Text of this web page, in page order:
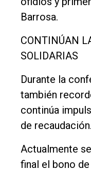
Barrosa.
CONTINÚAN
SOLIDARIAS
Durante la
también
continúa
de recaudación.
Actualmente
final el bono